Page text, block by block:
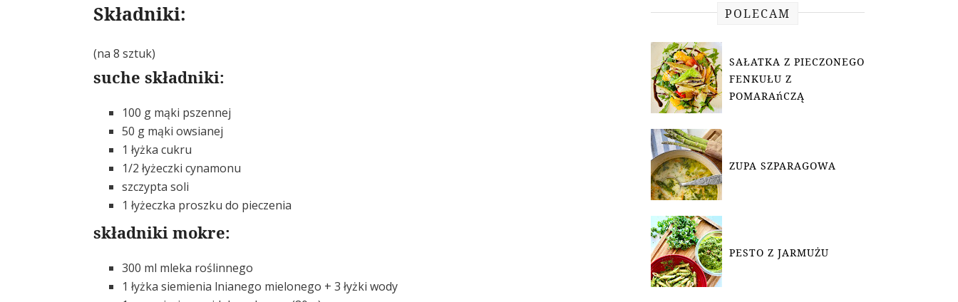
Składniki:
(na 8 sztuk)
suche składniki:
100 g mąki pszennej
50 g mąki owsianej
1 łyżka cukru
1/2 łyżeczki cynamonu
szczypta soli
1 łyżeczka proszku do pieczenia
składniki mokre:
300 ml mleka roślinnego
1 łyżka siemienia lnianego mielonego + 3 łyżki wody
POLECAM
SAŁATKA Z PIECZONEGO
FENKUŁU Z
POMARAńCZĄ
ZUPA SZPARAGOWA
PESTO Z JARMUŻU